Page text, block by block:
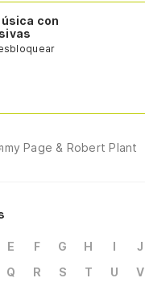
con
Page & Robert Plant
E F G H I J
Q R S T U V